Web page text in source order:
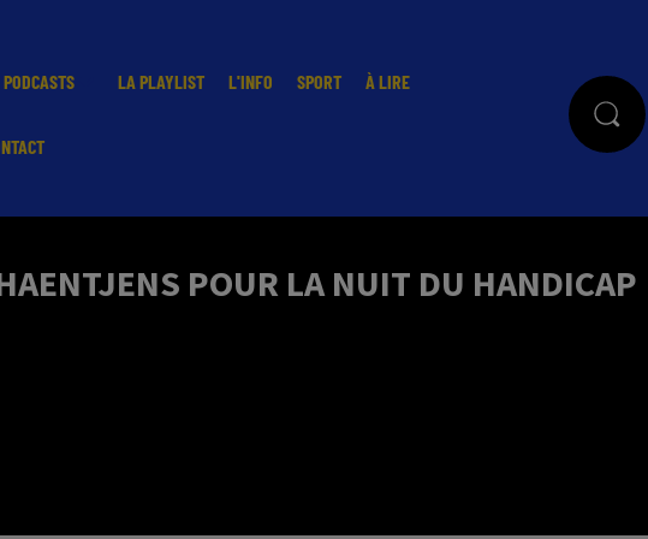
PODCASTS LA PLAYLIST L'INFO SPORT À LIRE
POUR LA NUIT DU HANDICAP